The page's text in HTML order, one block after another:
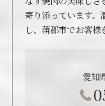
寄り添っています。
し、蒲郡市でお客様
愛知